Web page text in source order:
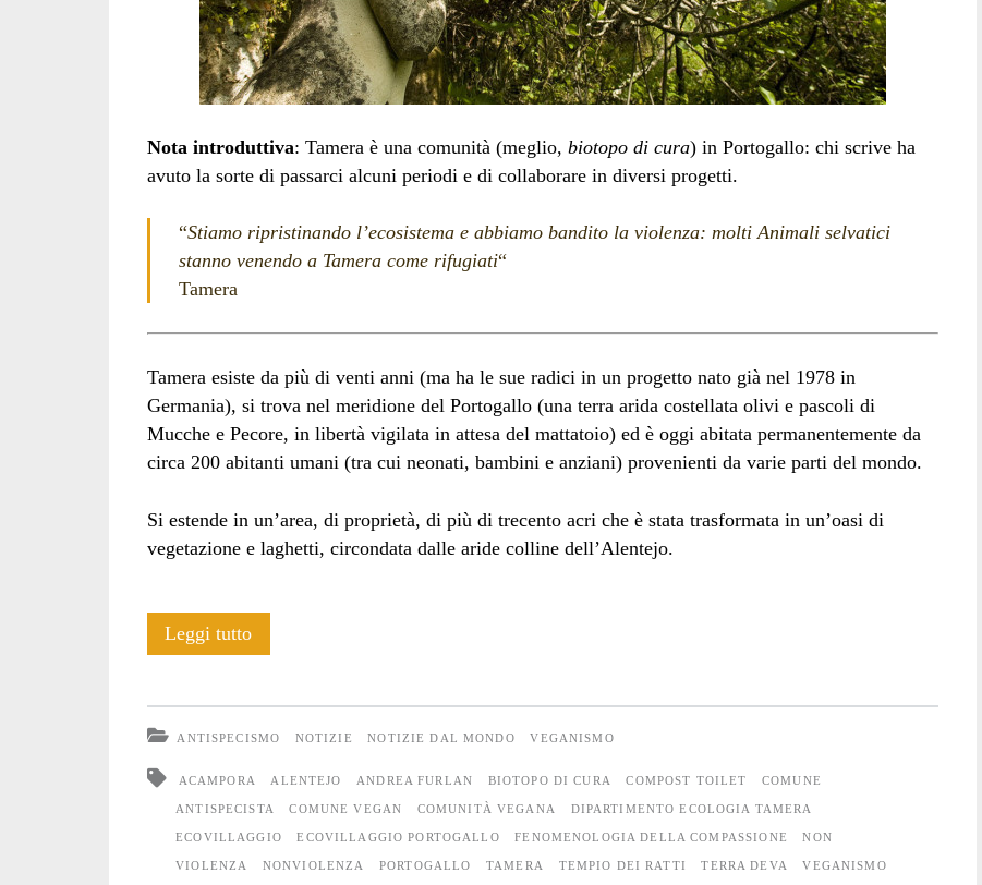
Nota introduttiva: Tamera è una comunità (meglio, biotopo di cura) in Portogallo: chi scrive ha
avuto la sorte di passarci alcuni periodi e di collaborare in diversi progetti.
“Stiamo ripristinando l’ecosistema e abbiamo bandito la violenza: molti Animali selvatici
stanno venendo a Tamera come rifugiati“
Tamera
Tamera esiste da più di venti anni (ma ha le sue radici in un progetto nato già nel 1978 in
Germania), si trova nel meridione del Portogallo (una terra arida costellata olivi e pascoli di
Mucche e Pecore, in libertà vigilata in attesa del mattatoio) ed è oggi abitata permanentemente da
circa 200 abitanti umani (tra cui neonati, bambini e anziani) provenienti da varie parti del mondo.
Si estende in un’area, di proprietà, di più di trecento acri che è stata trasformata in un’oasi di
vegetazione e laghetti, circondata dalle aride colline dell’Alentejo.
Leggi tuttoLa
ANTISPECISMO NOTIZIE NOTIZIE DAL MONDO VEGANISMO
ACAMPORA ALENTEJO ANDREA FURLAN BIOTOPO DI CURA COMPOST TOILET COMUNE
ANTISPECISTA COMUNE VEGAN COMUNITÀ VEGANA DIPARTIMENTO ECOLOGIA TAMERA
ECOVILLAGGIO ECOVILLAGGIO PORTOGALLO FENOMENOLOGIA DELLA COMPASSIONE NON
VIOLENZA NONVIOLENZA PORTOGALLO TAMERA TEMPIO DEI RATTI TERRA DEVA VEGANISMO